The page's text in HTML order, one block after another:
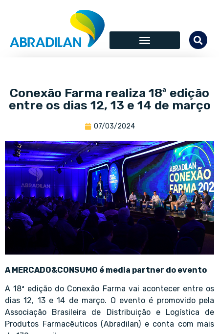
Conexão Farma realiza 18ª edição
entre os dias 12, 13 e 14 de março
07/03/2024
A MERCADO&CONSUMO é media partner do evento
A 18ª edição do Conexão Farma vai acontecer entre os
dias 12, 13 e 14 de março. O evento é promovido pela
Associação Brasileira de Distribuição e Logística de
Produtos Farmacêuticos (Abradilan) e conta com mais